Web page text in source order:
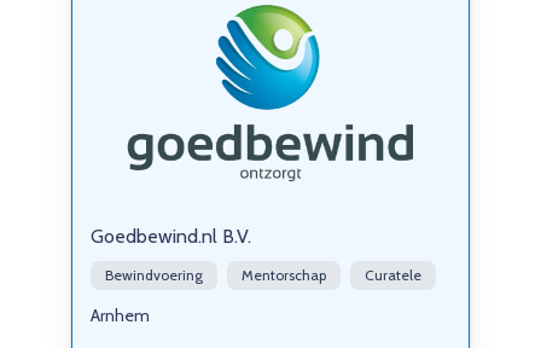
Goedbewind.nl B.V.
Bewindvoering Mentorschap Curatele
Arnhem